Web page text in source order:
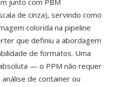
junto com PBM
de cinza), servindo como
colorida na pipeline
que definiu a abordagem
de formatos. Uma
— o PPM não requer
de container ou